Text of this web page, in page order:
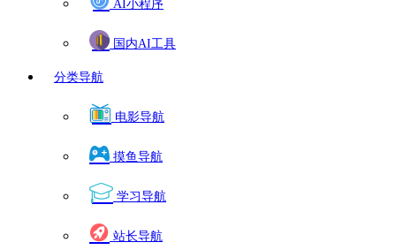
AI小程序
国内AI工具
分类导航
电影导航
摸鱼导航
学习导航
站长导航